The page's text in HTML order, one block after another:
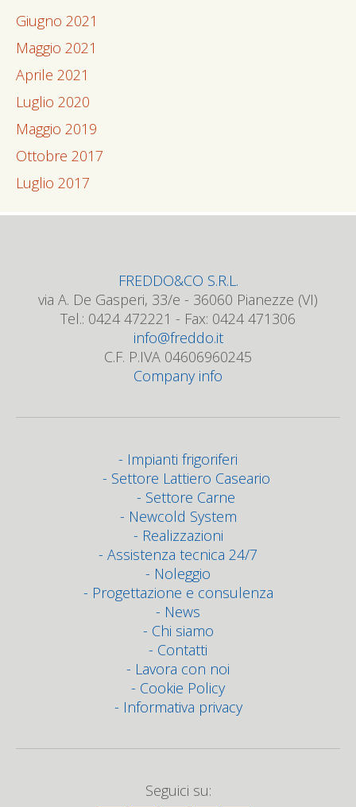
Giugno 2021
Maggio 2021
Aprile 2021
Luglio 2020
Maggio 2019
Ottobre 2017
Luglio 2017
FREDDO&CO S.R.L.
via A. De Gasperi, 33/e - 36060 Pianezze (VI)
Tel.: 0424 472221 - Fax: 0424 471306
info@freddo.it
C.F. P.IVA 04606960245
Company info
Impianti frigoriferi
Settore Lattiero Caseario
Settore Carne
Newcold System
Realizzazioni
Assistenza tecnica 24/7
Noleggio
Progettazione e consulenza
News
Chi siamo
Contatti
Lavora con noi
Cookie Policy
Informativa privacy
Seguici su: